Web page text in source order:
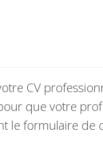
CV
que votre
le formulaire de